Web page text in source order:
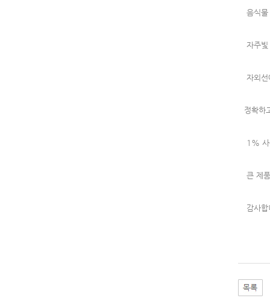
음식
자주
자외
정확하
1% 사
큰 제
감사